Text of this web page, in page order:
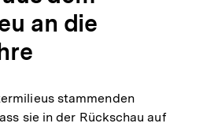
an die
stammenden
sie in der Rückschau auf